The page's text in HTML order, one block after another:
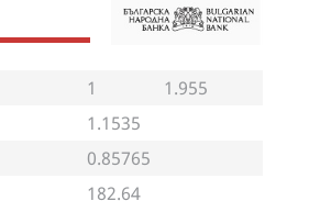
1
1.955
1.1535
0.85765
182.64